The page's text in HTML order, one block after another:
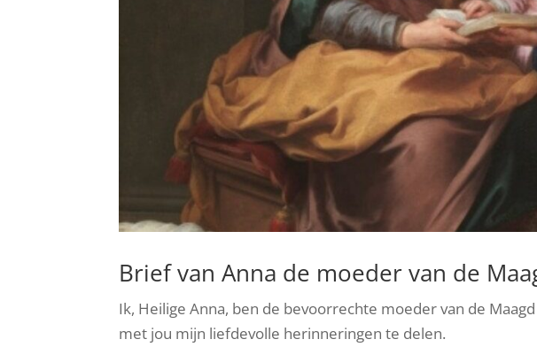
Brief van Anna de moeder van de
Ik, Heilige Anna, ben de bevoorrechte moeder van de
met jou mijn liefdevolle herinneringen te delen.